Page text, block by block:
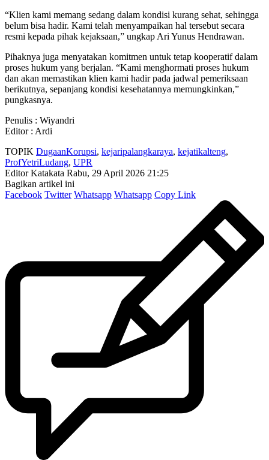
“Klien kami memang sedang dalam kondisi kurang sehat, sehingga
belum bisa hadir. Kami telah menyampaikan hal tersebut secara
resmi kepada pihak kejaksaan,” ungkap Ari Yunus Hendrawan.
Pihaknya juga menyatakan komitmen untuk tetap kooperatif dalam
proses hukum yang berjalan. “Kami menghormati proses hukum
dan akan memastikan klien kami hadir pada jadwal pemeriksaan
berikutnya, sepanjang kondisi kesehatannya memungkinkan,”
pungkasnya.
Penulis : Wiyandri
Editor : Ardi
TOPIK DugaanKorupsi, kejaripalangkaraya, kejatikalteng,
ProfYetriLudang, UPR
Editor Katakata Rabu, 29 April 2026 21:25
Bagikan artikel ini
Facebook Twitter Whatsapp Whatsapp Copy Link